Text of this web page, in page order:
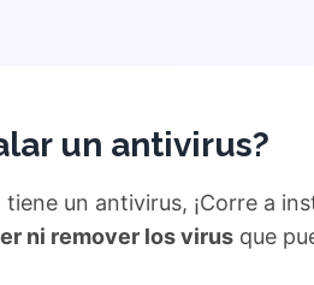
un antivirus?
un antivirus, ¡Corre a
ni remover los virus que